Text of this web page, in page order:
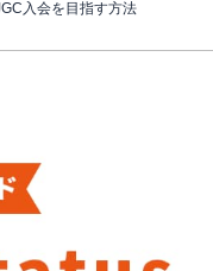
入会を目指す方法